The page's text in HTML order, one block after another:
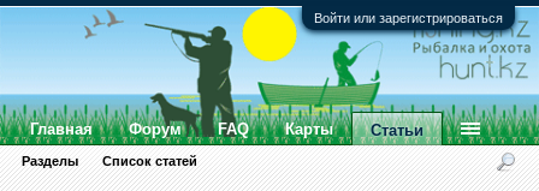
Войти или зарегистрироваться
Главная Форум FAQ Карты Статьи
Разделы Список статей